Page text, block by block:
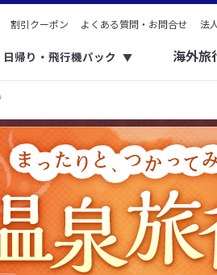
割引クーポン よくある質問・お問合せ 法
帰り・飛行機パック ▼ 海外